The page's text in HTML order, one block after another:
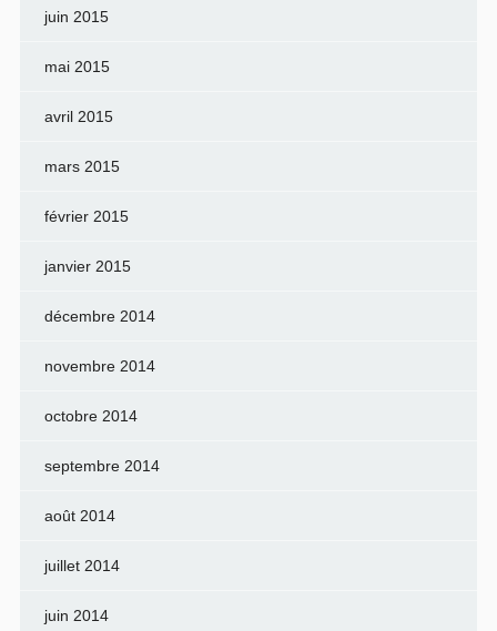
juin 2015
mai 2015
avril 2015
mars 2015
février 2015
janvier 2015
décembre 2014
novembre 2014
octobre 2014
septembre 2014
août 2014
juillet 2014
juin 2014